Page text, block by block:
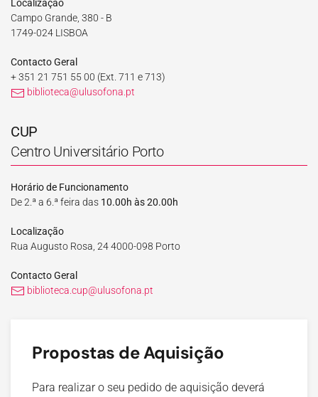
Localização
Campo Grande, 380 - B
1749-024 LISBOA
Contacto Geral
+ 351 21 751 55 00 (Ext. 711 e 713)
biblioteca@ulusofona.pt
CUP
Centro Universitário Porto
Horário de Funcionamento
De 2.ª a 6.ª feira das 10.00h às 20.00h
Localização
Rua Augusto Rosa, 24 4000-098 Porto
Contacto Geral
biblioteca.cup@ulusofona.pt
Propostas de Aquisição
Para realizar o seu pedido de aquisição deverá